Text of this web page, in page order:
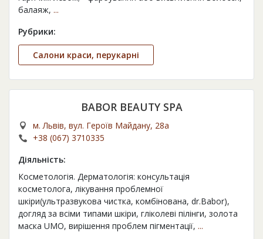
балаяж, ...
Рубрики:
Салони краси, перукарні
BABOR BEAUTY SPA
м. Львів, вул. Героїв Майдану, 28а
+38 (067) 3710335
Діяльність:
Косметологія. Дерматологія: консультація
косметолога, лікування проблемної
шкіри(ультразвукова чистка, комбінована, dr.Babor),
догляд за всіми типами шкіри, гліколеві пілінги, золота
маска UMO, вирішення проблем пігментації, ...